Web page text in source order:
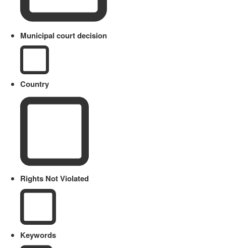
Municipal court decision
Country
Rights Not Violated
Keywords